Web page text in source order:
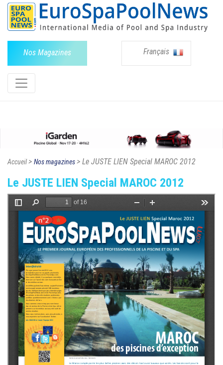
Nos Magazines Français
Accueil> Nos magazines> Le JUSTE LIEN Special MAROC 2012
Le JUSTE LIEN Special MAROC 2012